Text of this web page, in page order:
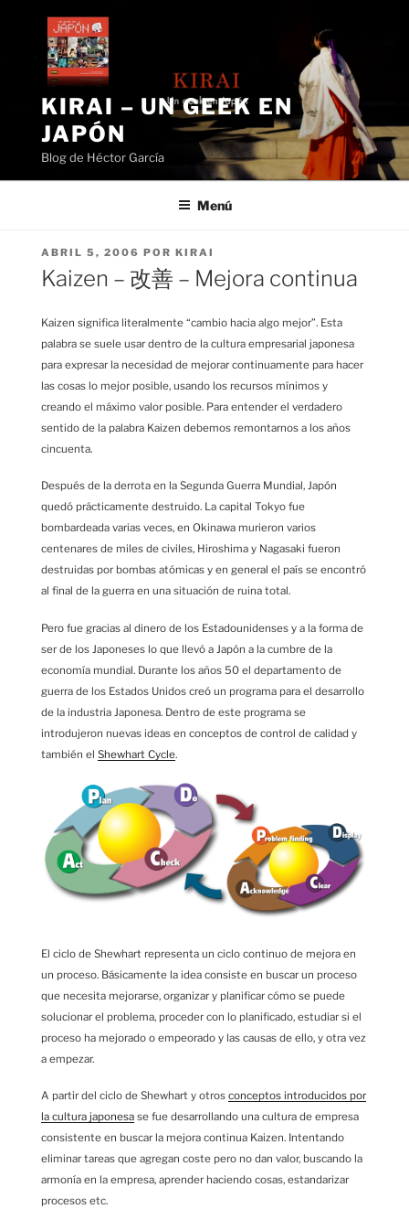
contenido
KIRAI – UN GEEK EN
JAPÓN
Blog de Héctor García
Menú
PUBLICADO
EL
ABRIL 5, 2006 POR KIRAI
Kaizen – 改善 – Mejora continua
Kaizen significa literalmente “cambio hacia algo mejor”. Esta
palabra se suele usar dentro de la cultura empresarial japonesa
para expresar la necesidad de mejorar continuamente para hacer
las cosas lo mejor posible, usando los recursos mínimos y
creando el máximo valor posible. Para entender el verdadero
sentido de la palabra Kaizen debemos remontarnos a los años
cincuenta.
Después de la derrota en la Segunda Guerra Mundial, Japón
quedó prácticamente destruido. La capital Tokyo fue
bombardeada varias veces, en Okinawa murieron varios
centenares de miles de civiles, Hiroshima y Nagasaki fueron
destruidas por bombas atómicas y en general el país se encontró
al final de la guerra en una situación de ruina total.
Pero fue gracias al dinero de los Estadounidenses y a la forma de
ser de los Japoneses lo que llevó a Japón a la cumbre de la
economía mundial. Durante los años 50 el departamento de
guerra de los Estados Unidos creó un programa para el desarrollo
de la industria Japonesa. Dentro de este programa se
introdujeron nuevas ideas en conceptos de control de calidad y
también el Shewhart Cycle.
El ciclo de Shewhart representa un ciclo continuo de mejora en
un proceso. Básicamente la idea consiste en buscar un proceso
que necesita mejorarse, organizar y planificar cómo se puede
solucionar el problema, proceder con lo planificado, estudiar si el
proceso ha mejorado o empeorado y las causas de ello, y otra vez
a empezar.
A partir del ciclo de Shewhart y otros conceptos introducidos por
la cultura japonesa se fue desarrollando una cultura de empresa
consistente en buscar la mejora continua Kaizen. Intentando
eliminar tareas que agregan coste pero no dan valor, buscando la
armonía en la empresa, aprender haciendo cosas, estandarizar
procesos etc.